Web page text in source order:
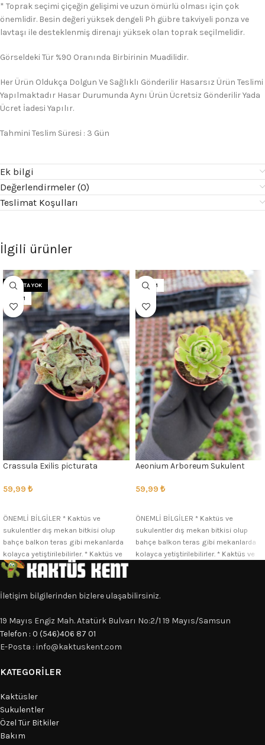
* Toprak seçimi çiçeğin gelişimi ve uzun ömürlü olması için çok
önemlidir. Besin değeri yüksek dengeli Ph gübre takviyeli ponza ve
lavtaşı ile desteklenmiş direnajı yüksek olan toprak seçilmelidir.
Görseldeki Tür %90 Oranında Birbirinin Muadilidir.
Her Ürün Oldukça Dolgun Ve Sağlıklı Gönderilir Hasarsız Ürün Teslimi
Yapılmaktadır Hasar Durumunda Aynı Ürün Ücretsiz Gönderilir Yada
Ücret İadesi Yapılır.
Tahmini Teslim Süresi : 3 Gün
Ek bilgi
Değerlendirmeler (0)
Teslimat Koşulları
İlgili ürünler
STOKTA YOK
5.5CM
Crassula Exilis picturata
59,99 ₺
ÖNEMLİ BİLGİLER * Kaktüs ve
sukulentler dış mekan bitkisi olup
bahçe balkon teras gibi mekanlarda
kolayca yetiştirilebilirler. * Kaktüs ve
5.5CM
Aeonium Arboreum Sukulent
59,99 ₺
ÖNEMLİ BİLGİLER * Kaktüs ve
sukulentler dış mekan bitkisi olup
bahçe balkon teras gibi mekanlarda
kolayca yetiştirilebilirler. * Kaktüs ve
İletişim bilgilerinden bizlere ulaşabilirsiniz.
19 Mayıs Engiz Mah. Atatürk Bulvarı No:2/1 19 Mayıs/Samsun
Telefon : 0 (546)406 87 01
E-Posta : info@kaktuskent.com
KATEGORILER
Kaktüsler
Sukulentler
Özel Tür Bitkiler
Bakım